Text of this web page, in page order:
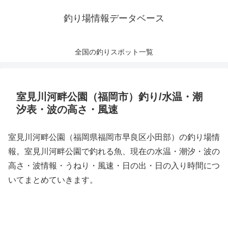
釣り場情報データベース
全国の釣りスポット一覧
室見川河畔公園（福岡市）釣り/水温・潮
汐表・波の高さ・風速
室見川河畔公園（福岡県福岡市早良区小田部）の釣り場情
報。室見川河畔公園で釣れる魚、現在の水温・潮汐・波の
高さ・波情報・うねり・風速・日の出・日の入り時間につ
いてまとめていきます。